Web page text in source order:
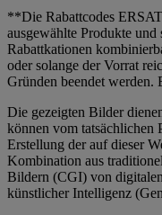
**Die Rabattcodes
ausgewählte Produkte
Rabattkationen
oder solange der Vorrat
Gründen beendet werden.
Die gezeigten Bilder
können vom tatsächlichen
Erstellung der auf dieser
Kombination aus
Bildern (CGI) von
künstlicher Intelligenz